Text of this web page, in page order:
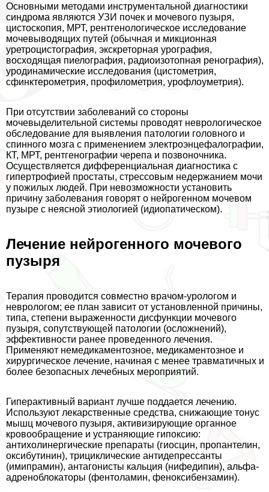
Основными методами инструментальной диагностики
синдрома являются УЗИ почек и мочевого пузыря,
цистоскопия, МРТ, рентгенологическое исследование
мочевыводящих путей (обычная и микционная
уретроцистография, экскреторная урография,
восходящая пиелография, радиоизотопная ренография),
уpoдинамические исследования (цистометрия,
сфинктерометрия, профилометрия, урофлоуметрия).
При отсутствии заболеваний со стороны
мочевыделительной системы проводят неврологическое
обследование для выявления патологии головного и
спинного мозга с применением электроэнцефалографии,
КТ, МРТ, рентгенографии черепа и позвоночника.
Осуществляется дифференциальная диагностика с
гипертрофией простаты, стрессовым недержанием мочи
у пожилых людей. При невозможности установить
причину заболевания говорят о нейрогенном мочевом
пузыре с неясной этиологией (идиопатическом).
Лечение нейрогенного мочевого
пузыря
Терапия проводится совместно врачом-урологом и
неврологом; ее план зависит от установленной причины,
типа, степени выраженности дисфункции мочевого
пузыря, сопутствующей патологии (осложнений),
эффективности ранее проведенного лечения.
Применяют немедикаментозное, медикаментозное и
хирургическое лечение, начиная с менее травматичных и
более безопасных лечебных мероприятий.
Гипеpaктивный вариант лучше поддается лечению.
Используют лекарственные средства, снижающие тонус
мышц мочевого пузыря, активизирующие органное
кровообращение и устраняющие гипоксию:
антихолинергические препараты (гиосцин, пропантелин,
оксибутинин), трициклические антидепрессанты
(имипрамин), антагонисты кальция (нифедипин), альфа-
адреноблокаторы (фентоламин, феноксибензамин).